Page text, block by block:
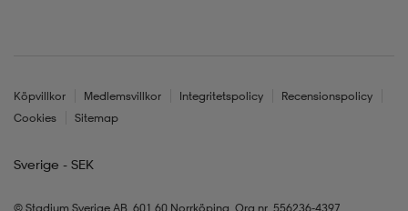
Köpvillkor Medlemsvillkor Integritetspolicy
Recensionspolicy
Cookies
Sitemap
Sverige - SEK
© Stadium Sverige AB, 601 60 Norrköping. Org.nr. 556236-4397